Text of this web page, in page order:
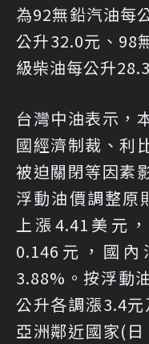
為92無鉛汽油每
公升32.0元、98
級柴油每公升
台灣中油表示，
國經濟制裁、利
被迫關閉等因素
浮動油價調整原
上漲4.41美元
0.146元，國
3.88%。按浮動
公升各調漲3.4
亞洲鄰近國家(